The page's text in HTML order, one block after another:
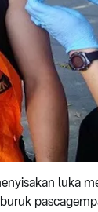
luka